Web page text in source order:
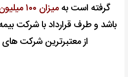
گرفته است به میزان ۱۰۰ میلیون تومان
باشد و طرف قرارداد با شرکت
از معتبرترین شرکت